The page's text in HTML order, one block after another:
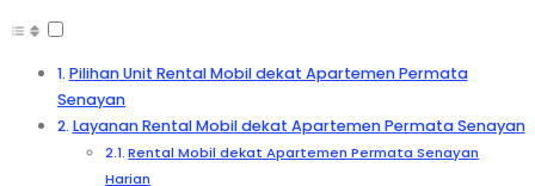
Pilihan Unit Rental Mobil dekat Apartemen Permata
Senayan
Layanan Rental Mobil dekat Apartemen Permata Senayan
Rental Mobil dekat Apartemen Permata Senayan
Harian